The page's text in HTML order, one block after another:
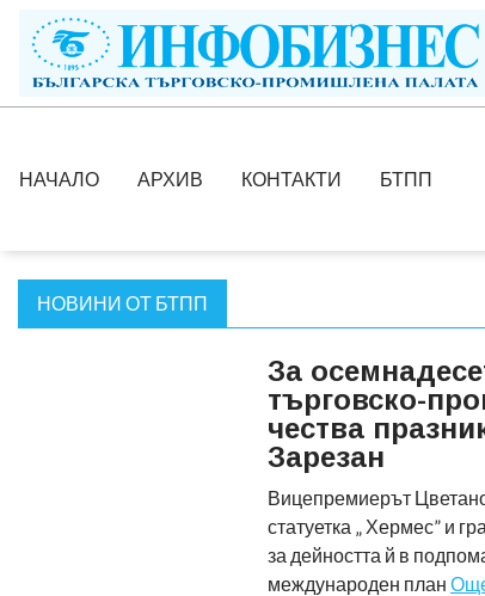
НАЧАЛО АРХИВ КОНТАКТИ БТПП
НОВИНИ ОТ БТПП
За
търговско-
чества
Зарезан
Вицепремиерът
статуетка „ Хермес” и
за дейността й в
международен план